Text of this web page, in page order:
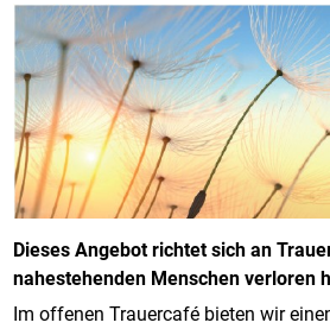
Dieses Angebot richtet sich an
nahestehenden Menschen verloren
Im offenen Trauercafé bieten wir